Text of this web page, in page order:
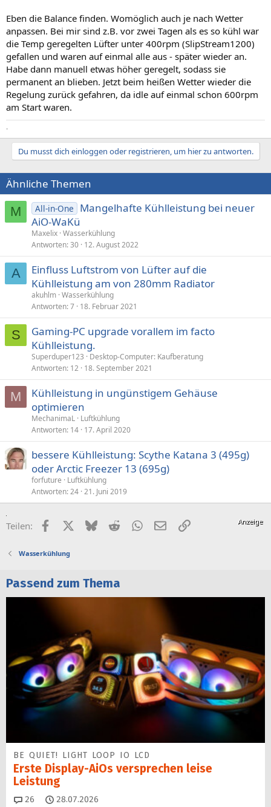
Eben die Balance finden. Womöglich auch je nach Wetter
anpassen. Bei mir sind z.B. vor zwei Tagen als es so kühl war
die Temp geregelten Lüfter unter 400rpm (SlipStream1200)
gefallen und waren auf einmal alle aus - später wieder an.
Habe dann manuell etwas höher geregelt, sodass sie
permanent an blieben. Jetzt beim heißen Wetter wieder die
Regelung zurück gefahren, da idle auf einmal schon 600rpm
am Start waren.
.
Du musst dich einloggen oder registrieren, um hier zu antworten.
Ähnliche Themen
M All-in-One
Mangelhafte Kühlleistung bei neuer
AiO-WaKü
Maxelix Wasserkühlung
Antworten 30 12. August 2022
A
Einfluss Luftstrom von Lüfter auf die
Kühlleistung am von 280mm Radiator
akuhlm Wasserkühlung
Antworten 7 18. Februar 2021
S
Gaming-PC upgrade vorallem im facto
Kühlleistung.
Superduper123
Desktop-Computer: Kaufberatung
Antworten 12 18. September 2021
M
Kühlleistung in ungünstigem Gehäuse
optimieren
MechanimaL Luftkühlung
Antworten 14 17. April 2020
bessere Kühlleistung: Scythe Katana 3 (495g)
oder Arctic Freezer 13 (695g)
forfuture
Luftkühlung
Antworten 24 21. Juni 2019
Teilen: FacebookX (Twitter)
BlueskyRedditWhatsApp
E-MailLink
Wasserkühlung
Passend zum Thema
BE QUIET! LIGHT LOOP IO LCD
Erste Display-AiOs versprechen leise
Leistung
26 Kommentare
28.07.2026